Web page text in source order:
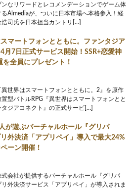
なリワードとレコメンデーションでゲーム体
Almediaが、ついに日本市場へ本格参入！経
司氏を日本担当カントリ[…]
スマートフォンとともに。ファンタジア
月7日正式サービス開始！SSR+恋愛神
を全員にプレゼント！
異世界はスマートフォンとともに。2』を原作
置型バトルRPG『異世界はスマートフォンとと
タジアコネクト』の正式サービ[…]
が遊ぶバーチャルホール『グリパ
外決済「アプリペイ」導入で最大24%
ーン開催！
式会社が提供するバーチャルホール『グリパ
外決済サービス「アプリペイ」が導入されま